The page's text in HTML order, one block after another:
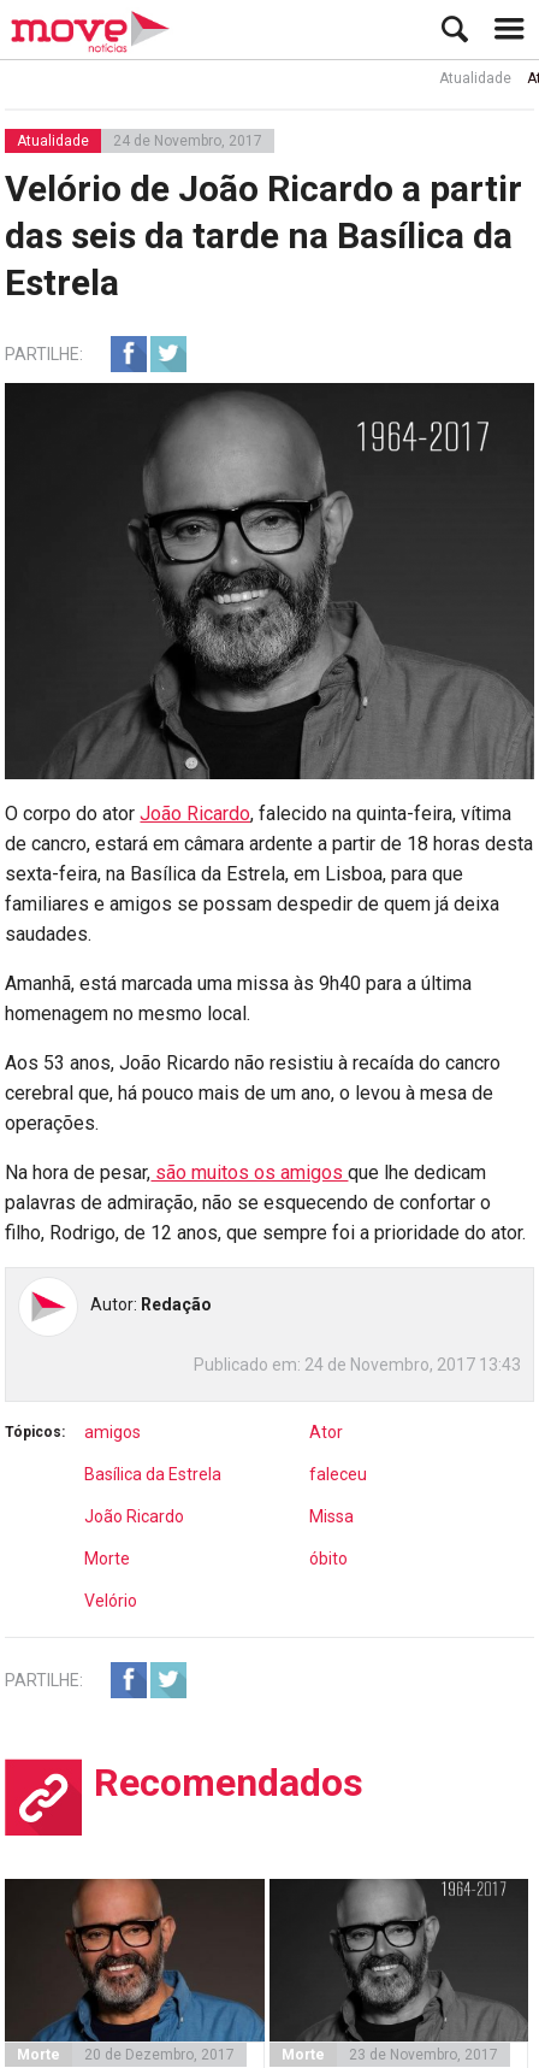
Atualidade Ator
Atualidade 24 de Novembro, 2017
Velório de João Ricardo a partir
das seis da tarde na Basílica da
Estrela
PARTILHE:
O corpo do atorJoão Ricardo, falecido na quinta-feira, vítima
de cancro, estará em câmara ardente a partir de 18 horas desta
sexta-feira, na Basílica da Estrela, em Lisboa, para que
familiares e amigos se possam despedir de quem já deixa
saudades.
Amanhã, está marcada uma missa às 9h40 para a última
homenagem no mesmo local.
Aos 53 anos, João Ricardo não resistiu à recaída do cancro
cerebral que, há pouco mais de um ano, o levou à mesa de
operações.
Na hora de pesar, são muitos os amigosque lhe dedicam
palavras de admiração, não se esquecendo de confortar o
filho, Rodrigo, de 12 anos, que sempre foi a prioridade do ator.
Autor: Redação
Publicado em: 24 de Novembro, 2017 13:43
Tópicos: amigos Ator
Basílica da Estrela faleceu
João Ricardo Missa
Morte óbito
Velório
PARTILHE:
Recomendados
Morte 20 de Dezembro, 2017 Morte 23 de Novembro, 2017